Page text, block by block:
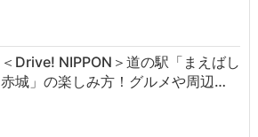
＜Drive! NIPPON＞道の駅「まえばし
赤城」の楽しみ方！グルメや周辺…